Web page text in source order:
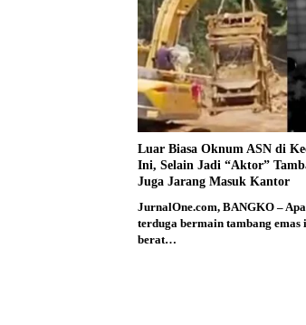
Luar Biasa Oknum ASN di
Ini, Selain Jadi “Aktor”
Juga Jarang Masuk Kantor
JurnalOne.com, BANGKO –
terduga bermain tambang
berat…